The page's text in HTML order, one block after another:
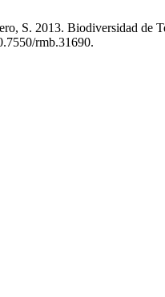
S. 2013. Biodiversidad de
rmb.31690.